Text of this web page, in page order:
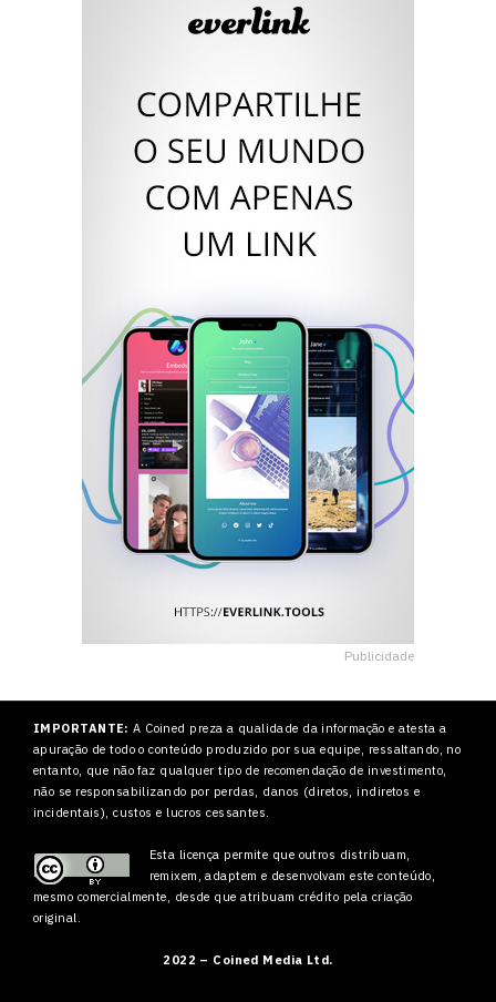
Publicidade
IMPORTANTE: A Coined preza a qualidade da informação e atesta a
apuração de todo o conteúdo produzido por sua equipe, ressaltando, no
entanto, que não faz qualquer tipo de recomendação de investimento,
não se responsabilizando por perdas, danos (diretos, indiretos e
incidentais), custos e lucros cessantes.
Esta licença permite que outros distribuam,
remixem, adaptem e desenvolvam este conteúdo,
mesmo comercialmente, desde que atribuam crédito pela criação
original.
2022 – Coined Media Ltd.